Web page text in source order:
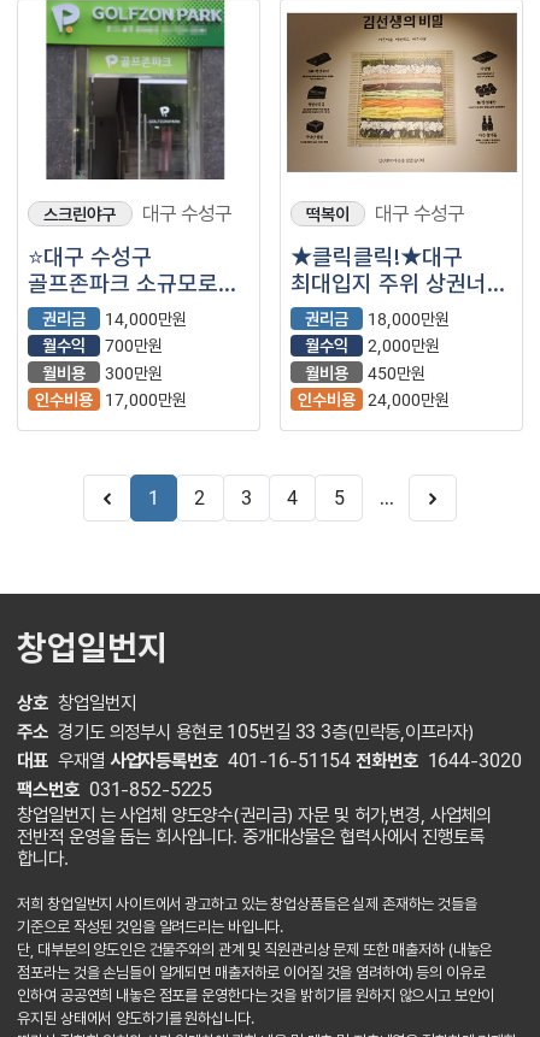
스크린야구 대구 수성구
⭐대구 수성구
골프존파크 소규모로
스크린골프장
시작해보려는 사장님께
추천!!
권리금
14,000만원
월수익
700만원
월비용
300만원
인수비용
17,000만원
떡복이 대구 수성구
★클릭클릭!★대구
최대입지 주위 상권너무
안정적인 상권 입니다
^^
권리금
18,000만원
월수익
2,000만원
월비용
450만원
인수비용 24,000만원
1 2 3 4 5 ...
창업일번지
상호 창업일번지
주소 경기도 의정부시 용현로 105번길 33 3층(민락동,이프라자)
대표 우재열 사업자등록번호 401-16-51154 전화번호 1644-3020
팩스번호 031-852-5225
창업일번지 는 사업체 양도양수(권리금) 자문 및 허가,변경, 사업체의
전반적 운영을 돕는 회사입니다. 중개대상물은 협력사에서 진행토록
합니다.
저희 창업일번지 사이트에서 광고하고 있는 창업상품들은 실제 존재하는 것들을
기준으로 작성된 것임을 알려드리는 바입니다.
단, 대부분의 양도인은 건물주와의 관계 및 직원관리상 문제 또한 매출저하 (내놓은
점포라는 것을 손님들이 알게되면 매출저하로 이어질 것을 염려하여) 등의 이유로
인하여 공공연희 내놓은 점포를 운영한다는 것을 밝히기를 원하지 않으시고 보안이
유지된 상태에서 양도하기를 원하십니다.